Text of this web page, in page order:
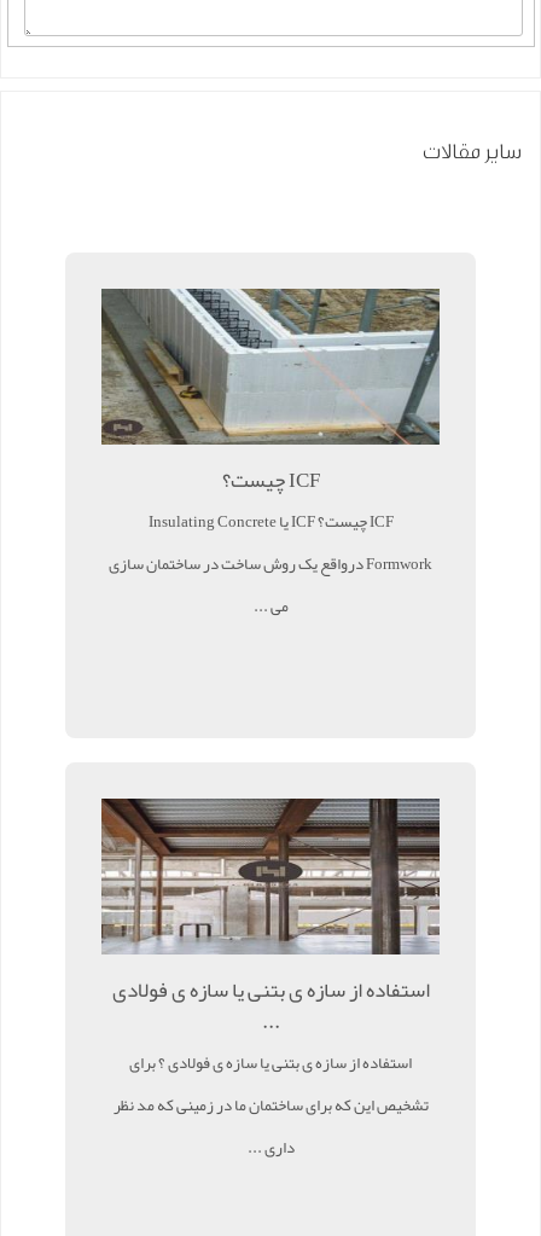
سایر مقالات
ICF چیست؟
ICF چیست؟ ICF یا Insulating Concrete
Formwork درواقع یک روش ساخت در ساختمان سازی
می ...
استفاده از سازه ی بتنی یا سازه ی فولادی
...
استفاده از سازه ی بتنی یا سازه ی فولادی ؟ برای
تشخیص این که برای ساختمان ما در زمینی که مد نظر
داری ...